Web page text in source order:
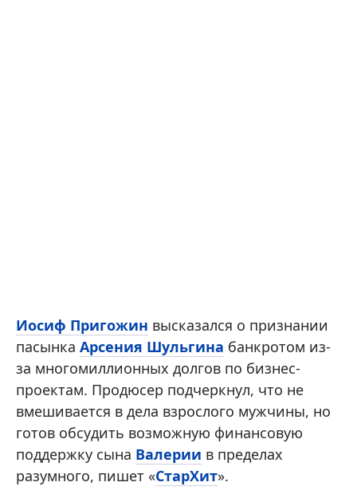
Иосиф Пригожин высказался о признании
пасынка Арсения Шульгина банкротом из-
за многомиллионных долгов по бизнес-
проектам. Продюсер подчеркнул, что не
вмешивается в дела взрослого мужчины, но
готов обсудить возможную финансовую
поддержку сына Валерии в пределах
разумного, пишет «СтарХит».